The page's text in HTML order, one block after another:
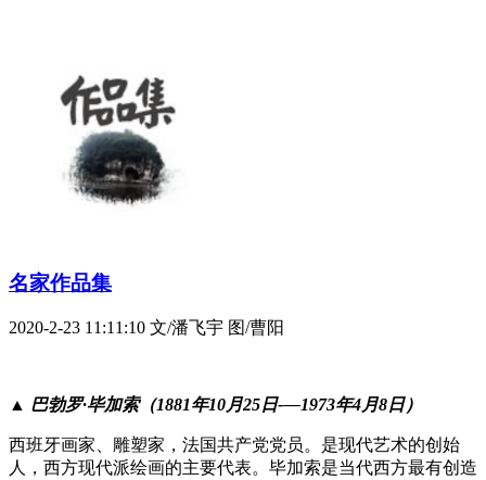
名家作品集
2020-2-23 11:11:10 文/潘飞宇 图/曹阳
▲ 巴勃罗·毕加索（1881年10月25日-—1973年4月8日）
西班牙画家、雕塑家，法国共产党党员。是现代艺术的创始
人，西方现代派绘画的主要代表。毕加索是当代西方最有创造